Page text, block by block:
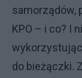
samorządów,
KPO – i co? I
do bieżączki.